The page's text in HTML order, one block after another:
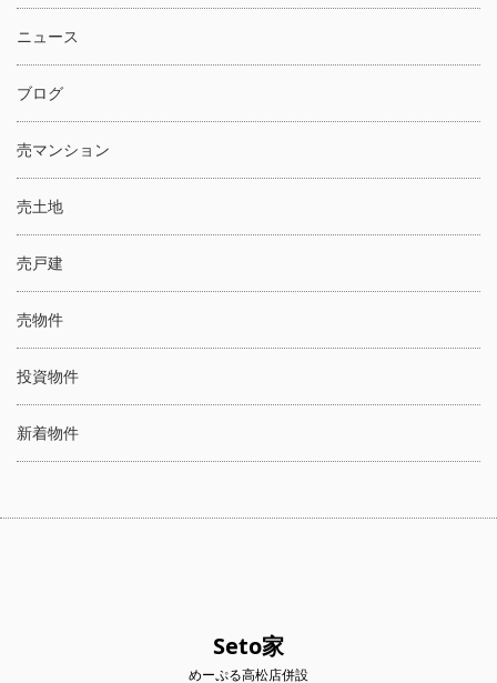
ニュース
ブログ
売マンション
売土地
売戸建
売物件
投資物件
新着物件
Seto家
めーぷる高松店併設